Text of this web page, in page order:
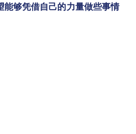
能够凭借自己的力量做些事情